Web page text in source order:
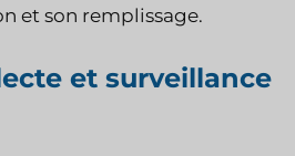
et son remplissage.
et surveillance